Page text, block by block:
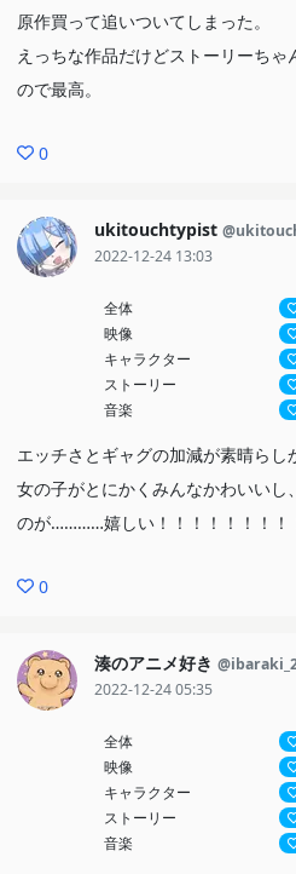
原作買って追いついてしまった。
えっちな作品だけどストーリーち
ので最高。
0
ukitouchtypist
2022-12-24 13:03
全体
映像
キャラクター
ストーリー
音楽
エッチさとギャグの加減が素晴らし
女の子がとにかくみんなかわいいし
のが…………嬉しい！！！！！！！！
0
湊のアニメ好き
2022-12-24 05:35
全体
映像
キャラクター
ストーリー
音楽